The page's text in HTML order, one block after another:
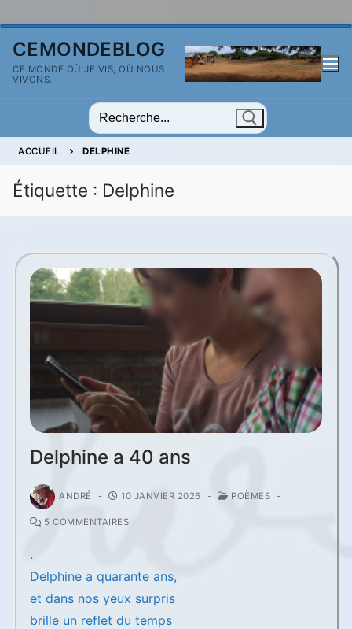
contenu
CEMONDEBLOG
CE MONDE OÙ JE VIS, OÙ NOUS
VIVONS.
Rechercher
:
ACCUEIL DELPHINE
Étiquette : Delphine
Delphine a 40 ans
ANDRÉ - 10 JANVIER 2026 - POÈMES -
5 COMMENTAIRES
.
Delphine a quarante ans,
et dans nos yeux surpris
brille un reflet du temps